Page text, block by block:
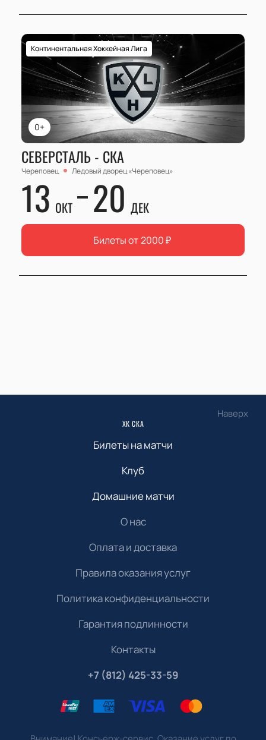
0+
Континентальная Хоккейная Лига
СЕВЕРСТАЛЬ - СКА
Череповец Ледовый дворец «Череповец»
13 ОКТ 20 ДЕК
Билеты от 2000₽
Наверх
ХК СКА
Билеты на матчи
Клуб
Домашние матчи
О нас
Оплата и доставка
Правила оказания услуг
Политика конфиденциальности
Гарантия подлинности
Контакты
+7 (812) 425-33-59